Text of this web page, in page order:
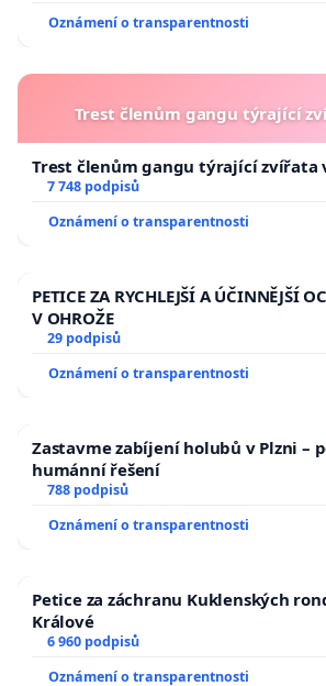
Oznámení o transparentnosti
Trest členům gangu týrající
Trest členům gangu týrající zvířata
7 748 podpisů
Oznámení o transparentnosti
PETICE ZA RYCHLEJŠÍ A ÚČINNĚJŠÍ
V OHROŽE
29 podpisů
Oznámení o transparentnosti
Zastavme zabíjení holubů v Plzni –
humánní řešení
788 podpisů
Oznámení o transparentnosti
Petice za záchranu Kuklenských
Králové
6 960 podpisů
Oznámení o transparentnosti